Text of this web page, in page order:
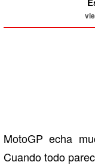
MotoGP echa
Cuando todo